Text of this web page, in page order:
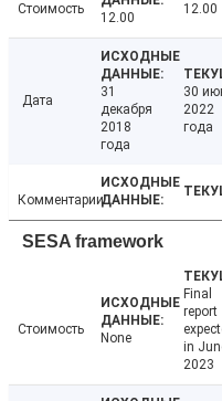
Стоимость
12.00
12.00
Дата
31
декабря
2018
года
30
2022
года
Комментарии
SESA framework
Стоимость
None
Final
report
in
2023